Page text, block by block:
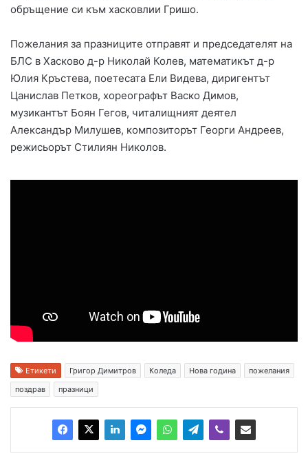
обръщение си към хасковлии Гришо.
Пожелания за празниците отправят и председателят на
БЛС в Хасково д-р Николай Колев, математикът д-р
Юлия Кръстева, поетесата Ели Видева, диригентът
Цанислав Петков, хореографът Васко Димов,
музикантът Боян Гегов, читалищният деятел
Александър Милушев, композиторът Георги Андреев,
режисьорът Стилиян Николов.
Етикети Григор Димитров Коледа Нова година
пожелания
поздрав
празници